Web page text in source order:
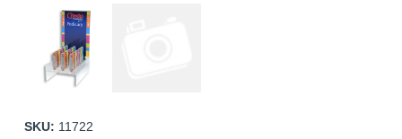
SKU: 11722